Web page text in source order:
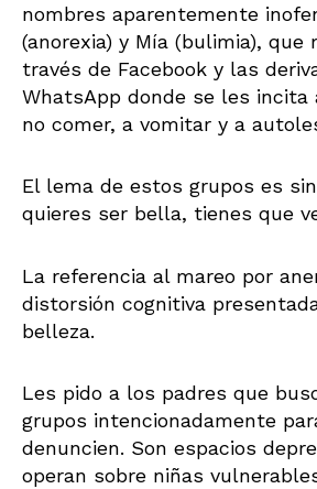
nombres aparentemente
(anorexia) y Mía (bulimia), que
través de Facebook y las
WhatsApp donde se les incita
no comer, a vomitar y a
El lema de estos grupos es
quieres ser bella, tienes que
La referencia al mareo por
distorsión cognitiva
belleza.
Les pido a los padres que
grupos intencionadamente
denuncien. Son espacios
operan sobre niñas